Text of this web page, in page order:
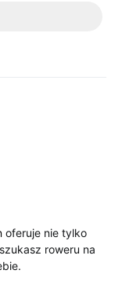
oferuje nie tylko
roweru na